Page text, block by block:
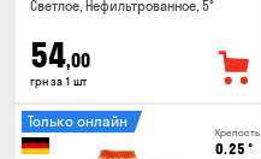
Светлое, Нефильтрованное, 5°
54,00
грн за 1 шт
Крепость
0.25 °
Только онлайн